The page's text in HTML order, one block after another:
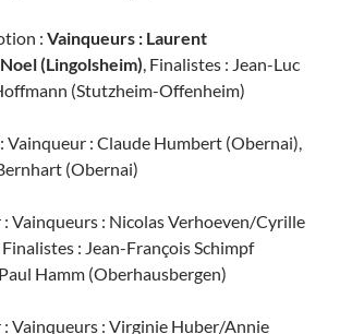
: Vainqueurs : Laurent
(Lingolsheim), Finalistes : Jean-Luc
(Stutzheim-Offenheim)
Vainqueur : Claude Humbert (Obernai),
(Obernai)
: Vainqueurs : Nicolas Verhoeven/Cyrille
Finalistes : Jean-François Schimpf
Hamm (Oberhausbergen)
: Vainqueurs : Virginie Huber/Annie